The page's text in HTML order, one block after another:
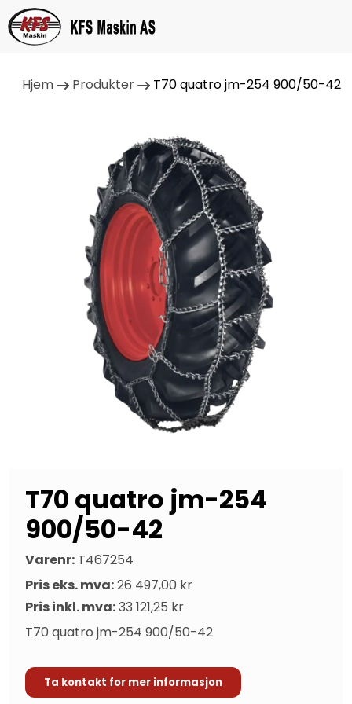
Hjem Produkter T70 quatro jm-254 900/50-42
T70 quatro jm-254
900/50-42
Varenr: T467254
Pris eks. mva:26 497,00 kr
Pris inkl. mva:33 121,25 kr
T70 quatro jm-254 900/50-42
Ta kontakt for mer informasjon